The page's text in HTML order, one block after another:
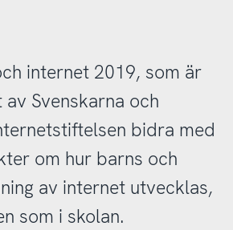
internet 2019, som är
Svenskarna och
bidra med
om hur barns och
av internet utvecklas,
som i skolan.